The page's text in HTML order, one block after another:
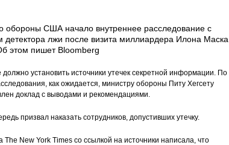
обороны США начало внутреннее расследование с
детектора лжи после визита миллиардера Илона Маска
этом пишет Bloomberg
должно установить источники утечек секретной информации. По
как ожидается, министру обороны Питу Хегсету
доклад с выводами и рекомендациями.
призвал наказать сотрудников, допустивших утечку.
The New York Times со ссылкой на источники написала, что